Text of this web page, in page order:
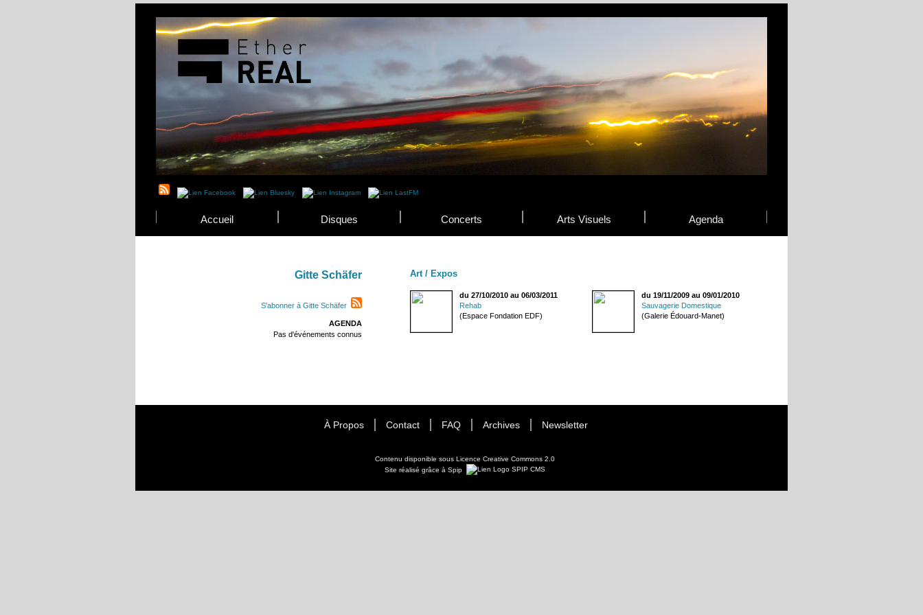
Accueil Disques Concerts Arts Visuels Agenda
Gitte Schäfer
S'abonner à Gitte Schäfer
AGENDA
Pas d'événements connus
Art / Expos
du 27/10/2010 au 06/03/2011
Rehab
(Espace Fondation EDF)
du 19/11/2009 au 09/01/2010
Sauvagerie Domestique
(Galerie Édouard-Manet)
À Propos Contact FAQ Archives Newsletter
Contenu disponible sous Licence Creative Commons 2.0
Site réalisé grâce à Spip